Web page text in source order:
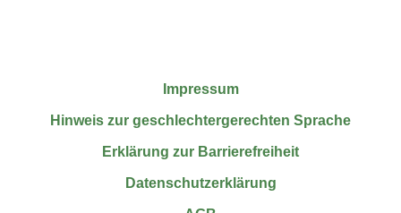
Impressum
Hinweis zur geschlechtergerechten Sprache
Erklärung zur Barrierefreiheit
Datenschutzerklärung